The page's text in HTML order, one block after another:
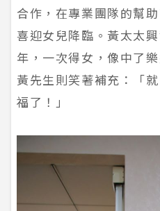
合作，在專業團隊的幫
喜迎女兒降臨。黃太太
年，一次得女，像中了
黃先生則笑著補充：「
福了！」